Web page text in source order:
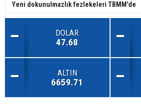
Yeni dokunulmazlık fezlekeleri TBMM'de
DOLAR
47.68
ALTIN
6659.71